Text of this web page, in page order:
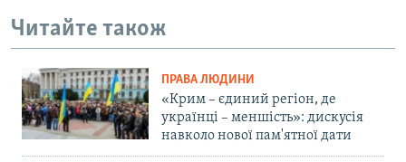
Читайте також
ПРАВА ЛЮДИНИ
«Крим – єдиний регіон, де
українці – меншість»: дискусія
навколо нової пам'ятної дати